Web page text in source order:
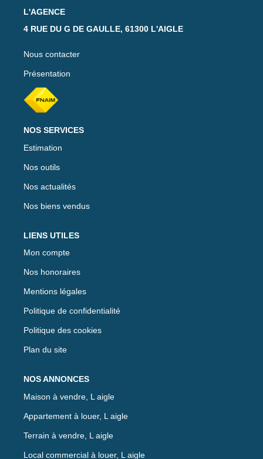
L'AGENCE
4 RUE DU G DE GAULLE, 61300 L'AIGLE
Nous contacter
Présentation
NOS SERVICES
Estimation
Nos outils
Nos actualités
Nos biens vendus
LIENS UTILES
Mon compte
Nos honoraires
Mentions légales
Politique de confidentialité
Politique des cookies
Plan du site
NOS ANNONCES
Maison à vendre, L aigle
Appartement à louer, L aigle
Terrain à vendre, L aigle
Local commercial à louer, L aigle